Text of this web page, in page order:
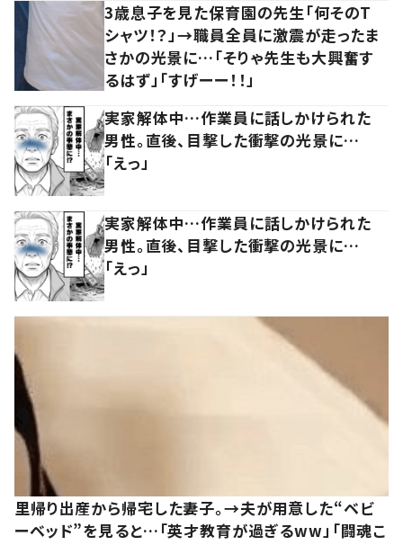
3歳息子を見た保育園の先生「何そのT
シャツ！？」→職員全員に激震が走ったま
さかの光景に…「そりゃ先生も大興奮す
るはず」「すげーー！！」
実家解体中…作業員に話しかけられた
男性。直後、目撃した衝撃の光景に…
「えっ」
実家解体中…作業員に話しかけられた
男性。直後、目撃した衝撃の光景に…
「えっ」
里帰り出産から帰宅した妻子。→夫が用意した“ベビ
ーベッド”を見ると…「英才教育が過ぎるww」「闘魂こ